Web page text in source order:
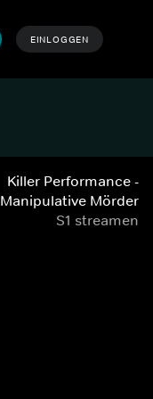
EINLOGGEN
Killer Performance -
Manipulative Mörder
S1 streamen